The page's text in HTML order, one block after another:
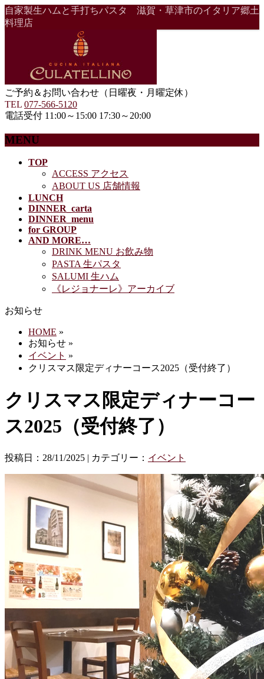
自家製生ハムと手打ちパスタ 滋賀・草津市のイタリア郷土
料理店
ご予約＆お問い合わせ（日曜夜・月曜定休）
TEL 077-566-5120
電話受付 11:00～15:00 17:30～20:00
MENU
TOP
ACCESS アクセス
ABOUT US 店舗情報
LUNCH
DINNER_carta
DINNER_menu
for GROUP
AND MORE…
DRINK MENU お飲み物
PASTA 生パスタ
SALUMI 生ハム
《レジョナーレ》アーカイブ
お知らせ
HOME »
お知らせ »
イベント »
クリスマス限定ディナーコース2025（受付終了）
クリスマス限定ディナーコー
ス2025（受付終了）
投稿日：28/11/2025 | カテゴリー： イベント